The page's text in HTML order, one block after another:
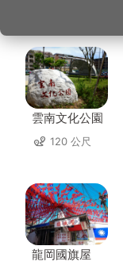
雲南文化公園
120 公尺
龍岡國旗屋